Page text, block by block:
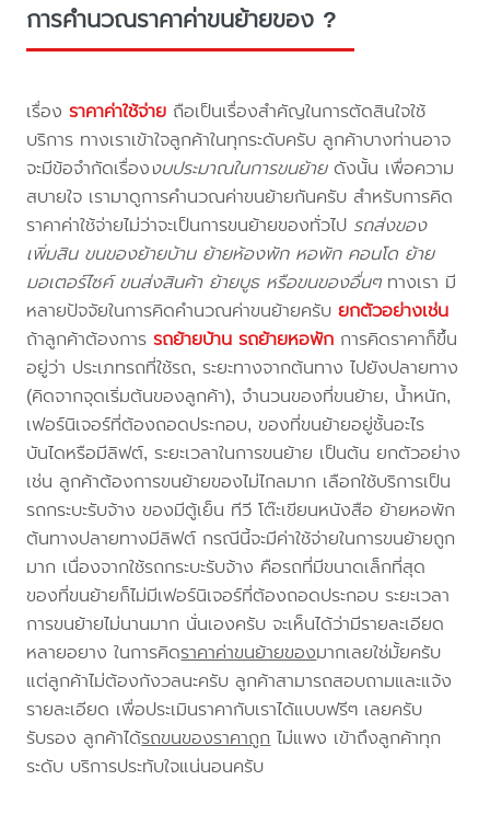
การคำนวณราคาค่าขนย้ายของ ?
เรื่องราคาค่าใช้จ่าย ถือเป็นเรื่องสำคัญในการตัดสินใจใช้
บริการ ทางเราเข้าใจลูกค้าในทุกระดับครับ ลูกค้าบางท่านอาจ
จะมีข้อจำกัดเรื่องงบประมาณในการขนย้ายดังนั้น เพื่อความ
สบายใจ เรามาดูการคำนวณค่าขนย้ายกันครับ สำหรับการคิด
ราคาค่าใช้จ่ายไม่ว่าจะเป็นการขนย้ายของทั่วไป รถส่งของ
เพิ่มสิน ขนของย้ายบ้าน ย้ายห้องพัก หอพัก คอนโด ย้าย
มอเตอร์ไซค์ ขนส่งสินค้า ย้ายบูธ หรือขนของอื่นๆทางเรา มี
หลายปัจจัยในการคิดคำนวณค่าขนย้ายครับยกตัวอย่างเช่น
ถ้าลูกค้าต้องการรถย้ายบ้าน รถย้ายหอพัก การคิดราคาก็ขึ้น
อยู่ว่า ประเภทรถที่ใช้รถ, ระยะทางจากต้นทาง ไปยังปลายทาง
(คิดจากจุดเริ่มต้นของลูกค้า), จำนวนของที่ขนย้าย, น้ำหนัก,
เฟอร์นิเจอร์ที่ต้องถอดประกอบ, ของที่ขนย้ายอยู่ชั้นอะไร
บันไดหรือมีลิฟต์, ระยะเวลาในการขนย้าย เป็นต้น ยกตัวอย่าง
เช่น ลูกค้าต้องการขนย้ายของไม่ไกลมาก เลือกใช้บริการเป็น
รถกระบะรับจ้าง ของมีตู้เย็น ทีวี โต๊ะเขียนหนังสือ ย้ายหอพัก
ต้นทางปลายทางมีลิฟต์ กรณีนี้จะมีค่าใช้จ่ายในการขนย้ายถูก
มาก เนื่องจากใช้รถกระบะรับจ้าง คือรถที่มีขนาดเล็กที่สุด
ของที่ขนย้ายก็ไม่มีเฟอร์นิเจอร์ที่ต้องถอดประกอบ ระยะเวลา
การขนย้ายไม่นานมาก นั่นเองครับ จะเห็นได้ว่ามีรายละเอียด
หลายอยาง ในการคิดราคาค่าขนย้ายของมากเลยใช่มั้ยครับ
แต่ลูกค้าไม่ต้องกังวลนะครับ ลูกค้าสามารถสอบถามและแจ้ง
รายละเอียด เพื่อประเมินราคากับเราได้แบบฟรีๆ เลยครับ
รับรอง ลูกค้าได้รถขนของราคาถูกไม่แพง เข้าถึงลูกค้าทุก
ระดับ บริการประทับใจแน่นอนครับ